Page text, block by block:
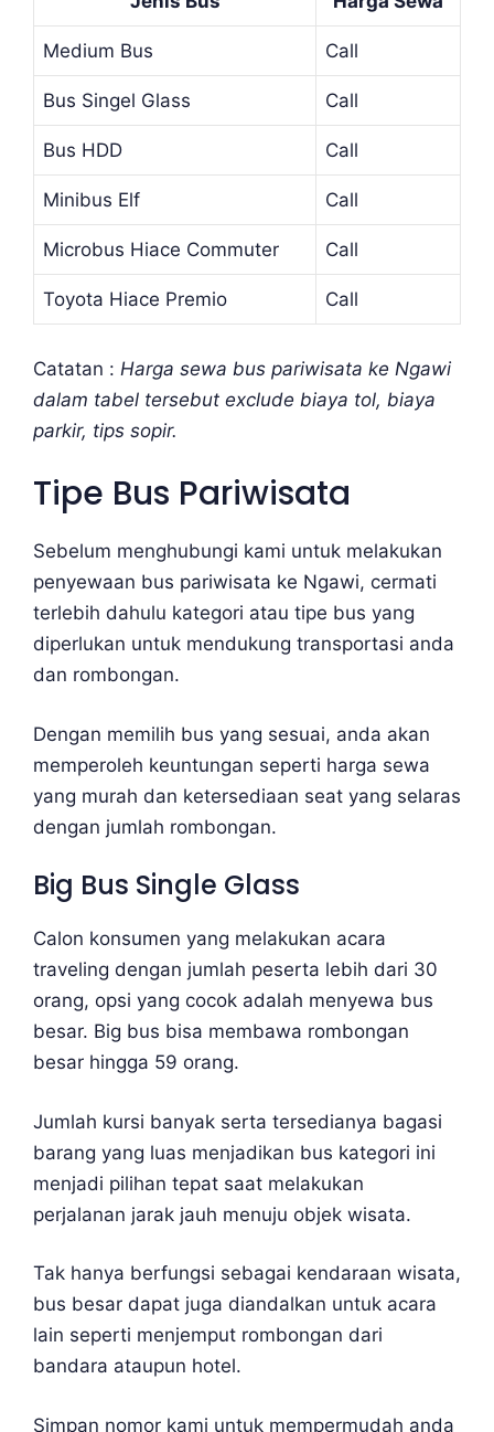
Medium Bus Call
Bus Singel Glass Call
Bus HDD Call
Minibus Elf Call
Microbus Hiace Commuter Call
Toyota Hiace Premio Call
Catatan : Harga sewa bus pariwisata ke Ngawi
dalam tabel tersebut exclude biaya tol, biaya
parkir, tips sopir.
Tipe Bus Pariwisata
Sebelum menghubungi kami untuk melakukan
penyewaan bus pariwisata ke Ngawi, cermati
terlebih dahulu kategori atau tipe bus yang
diperlukan untuk mendukung transportasi anda
dan rombongan.
Dengan memilih bus yang sesuai, anda akan
memperoleh keuntungan seperti harga sewa
yang murah dan ketersediaan seat yang selaras
dengan jumlah rombongan.
Big Bus Single Glass
Calon konsumen yang melakukan acara
traveling dengan jumlah peserta lebih dari 30
orang, opsi yang cocok adalah menyewa bus
besar. Big bus bisa membawa rombongan
besar hingga 59 orang.
Jumlah kursi banyak serta tersedianya bagasi
barang yang luas menjadikan bus kategori ini
menjadi pilihan tepat saat melakukan
perjalanan jarak jauh menuju objek wisata.
Tak hanya berfungsi sebagai kendaraan wisata,
bus besar dapat juga diandalkan untuk acara
lain seperti menjemput rombongan dari
bandara ataupun hotel.
Simpan nomor kami untuk mempermudah anda